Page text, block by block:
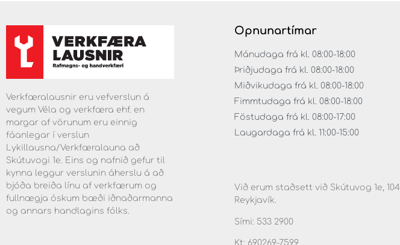
Verkfæralausnir eru vefverslun á
vegum Véla og verkfæra ehf. en
margar af vörunum eru einnig
fáanlegar í verslun
Lykillausna/Verkfæralauna að
Skútuvogi 1e. Eins og nafnið gefur til
kynna leggur verslunin áherslu á að
bjóða breiða línu af verkfærum og
fullnægja óskum bæði iðnaðarmanna
og annars handlagins fólks.
Opnunartímar
Mánudaga frá kl. 08:00-18:00
Þriðjudaga frá kl. 08:00-18:00
Miðvikudaga frá kl. 08:00-18:00
Fimmtudaga frá kl. 08:00-18:00
Föstudaga frá kl. 08:00-17:00
Laugardaga frá kl. 11:00-15:00
Við erum staðsett við Skútuvog 1e, 104
Reykjavík.
Sími: 533 2900
Kt: 690269-7599